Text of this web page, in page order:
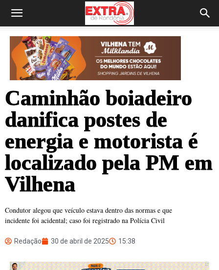
Caminhão boiadeiro
danifica postes de
energia e motorista é
localizado pela PM em
Vilhena
Condutor alegou que veículo estava dentro das normas e que
incidente foi acidental; caso foi registrado na Polícia Civil
Redação 30 de abril de 2025 15:38